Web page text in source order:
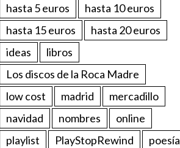
hasta 5 euros
hasta 10 euros
hasta 15 euros
hasta 20 euros
ideas
libros
Los discos de la Roca Madre
low cost
madrid
mercadillo
navidad
nombres
online
playlist
PlayStopRewind
poesía